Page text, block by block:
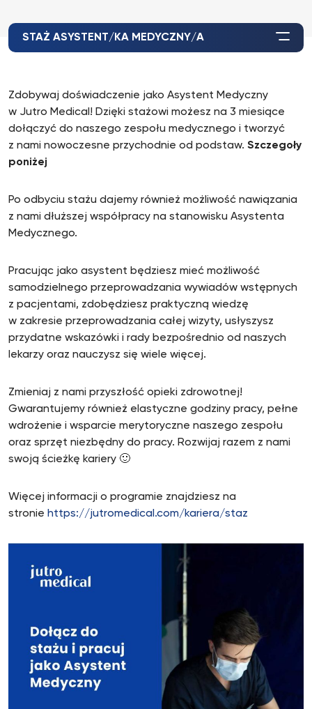
STAŻ ASYSTENT/KA MEDYCZNY/A
Zdobywaj doświadczenie jako Asystent Medyczny
w Jutro Medical! Dzięki stażowi możesz na 3 miesiące
dołączyć do naszego zespołu medycznego i tworzyć
z nami nowoczesne przychodnie od podstaw. Szczegoły
poniżej
Po odbyciu stażu dajemy również możliwość nawiązania
z nami dłuższej współpracy na stanowisku Asystenta
Medycznego.
Pracując jako asystent będziesz mieć możliwość
samodzielnego przeprowadzania wywiadów wstępnych
z pacjentami, zdobędziesz praktyczną wiedzę
w zakresie przeprowadzania całej wizyty, usłyszysz
przydatne wskazówki i rady bezpośrednio od naszych
lekarzy oraz nauczysz się wiele więcej.
Zmieniaj z nami przyszłość opieki zdrowotnej!
Gwarantujemy również elastyczne godziny pracy, pełne
wdrożenie i wsparcie merytoryczne naszego zespołu
oraz sprzęt niezbędny do pracy. Rozwijaj razem z nami
swoją ścieżkę kariery 🙂
Więcej informacji o programie znajdziesz na
stronie https://jutromedical.com/kariera/staz